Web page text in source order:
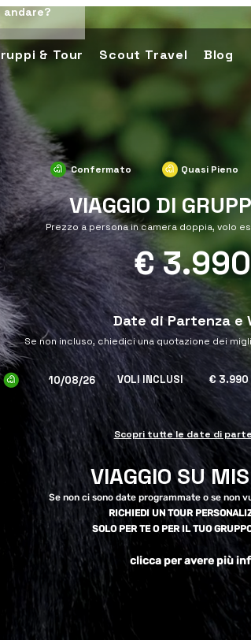
& Tour Scout Travel
Blog
Confermato Quasi Pieno
VIAGGIO DI
Prezzo a persona in camera doppia, volo
€ 3.990
Date di Partenza e
Se non incluso, chiedici una quotazione dei
10/08/26 VOLI INCLUSI € 3.990
Scopri tutte le date di
VIAGGIO SU
Se non ci sono date programmate o se non
RICHIEDI UN TOUR
SOLO PER TE O PER IL TUO
clicca per avere più